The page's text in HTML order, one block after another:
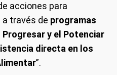
acciones para
través de programas
y el Potenciar
directa en los
”.